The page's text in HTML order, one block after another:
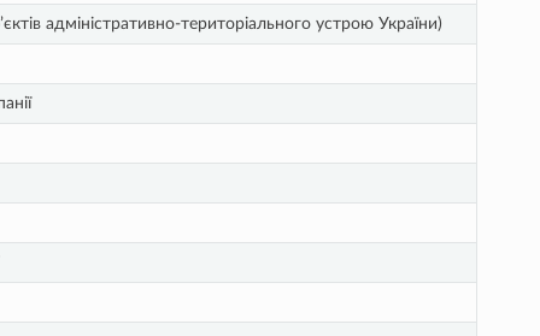
адміністративно-територіального устрою України)